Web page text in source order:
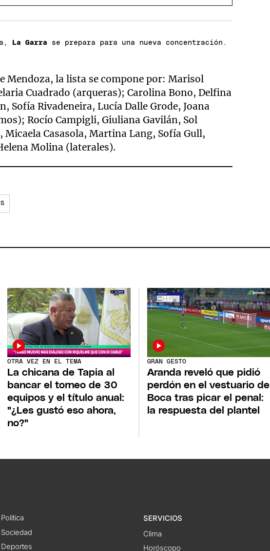
La Garra se prepara para una nueva concentración.
Mendoza, la lista se compone por: Marisol
Cuadrado (arqueras); Carolina Bono, Delfina
Sofía Rivadeneira, Lucía Dalle Grode, Joana
Rocío Campigli, Giuliana Gavilán, Sol
Casasola, Martina Lang, Sofía Gull,
Molina (laterales).
OTRA VEZ EN EL TEMA
La chicana de Tapia al
bancar el torneo de 30
equipos y el título anual:
"¿Les gustó eso ahora,
no?"
GRAN GESTO
Aranda reveló que pidió
perdón en el vestuario de
Boca tras picar el penal:
la respuesta del plantel
Política
Sociedad
Deportes
SERVICIOS
Clima
Horóscopo